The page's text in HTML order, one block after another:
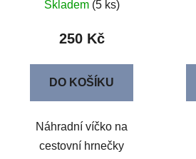
Skladem (5 ks)
250 Kč
DO KOŠÍKU
Náhradní víčko na
cestovní hrnečky